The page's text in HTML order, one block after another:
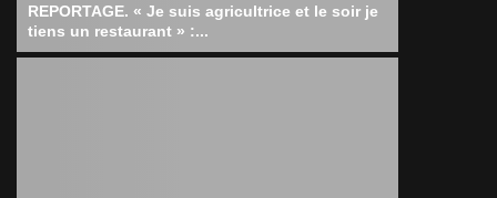
REPORTAGE. « Je suis agricultrice et le soir je
tiens un restaurant » :...